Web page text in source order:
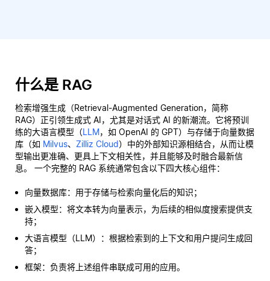
什么是 RAG
检索增强生成（Retrieval-Augmented Generation，简称
RAG）正引领生成式 AI，尤其是对话式 AI 的新潮流。它将预训
练的大语言模型（LLM，如 OpenAI 的 GPT）与存储于向量数据
库（如 Milvus、 Zilliz Cloud）中的外部知识源相结合，从而让模
型输出更准确、更具上下文相关性，并且能够及时融合最新信
息。 一个完整的 RAG 系统通常包含以下四大核心组件：
向量数据库：用于存储与检索向量化后的知识；
嵌入模型：将文本转为向量表示，为后续的相似度搜索提供支
持；
大语言模型（LLM）：根据检索到的上下文和用户提问生成回
答；
框架：负责将上述组件串联成可用的应用。